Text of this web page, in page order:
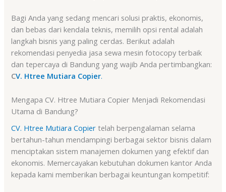
Bagi Anda yang sedang mencari solusi praktis, ekonomis,
dan bebas dari kendala teknis, memilih opsi rental adalah
langkah bisnis yang paling cerdas. Berikut adalah
rekomendasi penyedia jasa sewa mesin fotocopy terbaik
dan tepercaya di Bandung yang wajib Anda pertimbangkan:
CV. Htree Mutiara Copier.
Mengapa CV. Htree Mutiara Copier Menjadi Rekomendasi
Utama di Bandung?
CV. Htree Mutiara Copier telah berpengalaman selama
bertahun-tahun mendampingi berbagai sektor bisnis dalam
menciptakan sistem manajemen dokumen yang efektif dan
ekonomis. Memercayakan kebutuhan dokumen kantor Anda
kepada kami memberikan berbagai keuntungan kompetitif: